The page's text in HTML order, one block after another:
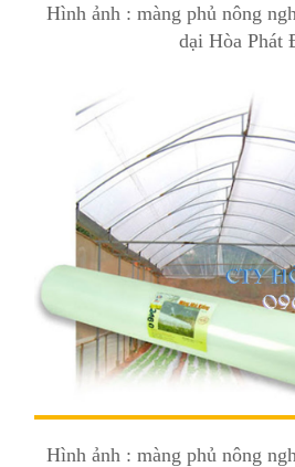
Hình ảnh : màng phủ nông
dại Hòa Phát
Hình ảnh : màng phủ nông